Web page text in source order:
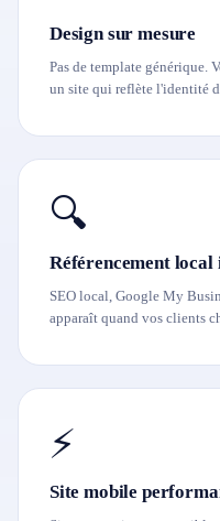
Design sur mesure
Pas de template générique.
un site qui reflète l'identité
🔍
Référencement local
SEO local, Google My
apparaît quand vos clients
⚡
Site mobile